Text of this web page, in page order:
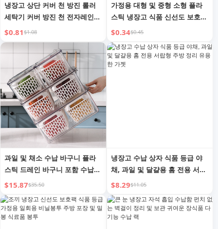
냉장고 상단 커버 천 방진 롤러
세탁기 커버 방진 천 전자레인지
단일 및 이중 문 냉장고 커버 커
버 수건
$0.81$1.08
가정용 대형 및 중형 소형 플라
스틱 냉장고 식품 신선도 보호
포장
$0.34$0.45
과일 및 채소 수납 바구니 플라
스틱 드레인 바구니 포함 수납
상자 핸드헬드 냉장고 수납 상자
$15.87$35.50
냉장고 수납 상자 식품 등급 야
채, 과일 및 달걀용 홈 전용 서랍
형 주방 정리 유용한 가젯
$8.29$11.05